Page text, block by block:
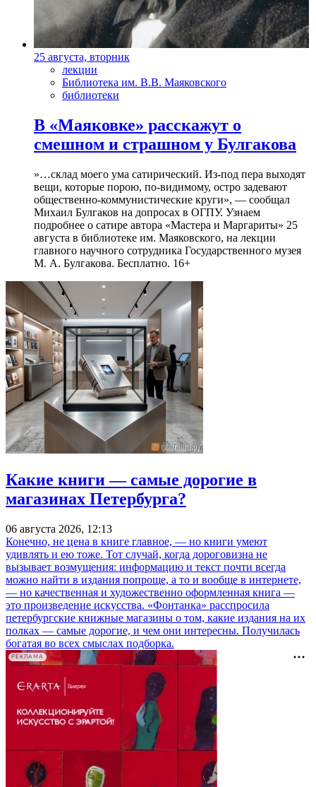
25 августа, вторник
лекции
Библиотека им. В.В. Маяковского
библиотеки
В «Маяковке» расскажут о
смешном и страшном у Булгакова
»…склад моего ума сатирический. Из-под пера выходят
вещи, которые порою, по-видимому, остро задевают
общественно-коммунистические круги», — сообщал
Михаил Булгаков на допросах в ОГПУ. Узнаем
подробнее о сатире автора «Мастера и Маргариты» 25
августа в библиотеке им. Маяковского, на лекции
главного научного сотрудника Государственного музея
М. А. Булгакова. Бесплатно. 16+
Какие книги — самые дорогие в
магазинах Петербурга?
06 августа 2026, 12:13
Конечно, не цена в книге главное, — но книги умеют
удивлять и ею тоже. Тот случай, когда дороговизна не
вызывает возмущения: информацию и текст почти всегда
можно найти в издания попроще, а то и вообще в интернете,
— но качественная и художественно оформленная книга —
это произведение искусства. «Фонтанка» расспросила
петербургские книжные магазины о том, какие издания на их
полках — самые дорогие, и чем они интересны. Получилась
богатая во всех смыслах подборка.
РЕКЛАМА